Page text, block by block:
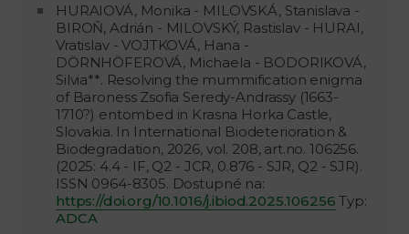
HURAIOVÁ, Monika - MILOVSKÁ, Stanislava -
BIROŇ, Adrián - MILOVSKÝ, Rastislav - HURAI,
Vratislav - VOJTKOVÁ, Hana -
DÖRNHÖFEROVÁ, Michaela - BODORIKOVÁ,
Silvia**. Resolving the mummification enigma
of Baroness Zsofia Seredy-Andrassy (1663-
1710?) entombed in Krasna Horka Castle,
Slovakia. In International Biodeterioration &
Biodegradation, 2026, vol. 208, art.no. 106256.
(2025: 4.4 - IF, Q2 - JCR, 0.876 - SJR, Q2 - SJR).
ISSN 0964-8305. Dostupné na:
https://doi.org/10.1016/j.ibiod.2025.106256 Typ:
ADCA